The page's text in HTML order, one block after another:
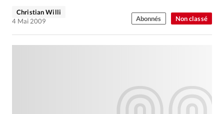
Non classé
Christian Willi
4 Mai 2009
Abonnés